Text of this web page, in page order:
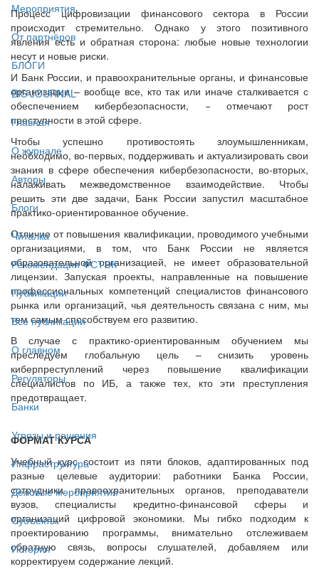
Мероприятия
От партнёров
БЛОГИ
BIS JOURNAL
Главная
О журнале
Авторы
Блоги
Читалка
Рекомендации ФСТЭК
Публикации
Все публикации
О главном
Регуляторы
Банки
Угрозы и решения
Инфраструктура
Деловые мероприятия
Субъекты
История
Процесс цифровизации финансового сектора в России
происходит стремительно. Однако у этого позитивного
явления есть и обратная сторона: любые новые технологии
несут и новые риски.
И Банк России, и правоохранительные органы, и финансовые
организации – вообще все, кто так или иначе сталкивается с
обеспечением кибербезопасности, − отмечают рост
преступности в этой сфере.
Чтобы успешно противостоять злоумышленникам,
необходимо, во-первых, поддерживать и актуализировать свои
знания в сфере обеспечения кибербезопасности, во-вторых,
налаживать межведомственное взаимодействие. Чтобы
решить эти две задачи, Банк России запустил масштабное
практико-ориентированное обучение.
Отличие от повышения квалификации, проводимого учебными
организациями, в том, что Банк России не является
образовательной организацией, не имеет образовательной
лицензии. Запуская проекты, направленные на повышение
профессиональных компетенций специалистов финансового
рынка или организаций, чья деятельность связана с ним, мы
тем самым способствуем его развитию.
В случае с практико-ориентированным обучением мы
преследуем глобальную цель – снизить уровень
киберпреступлений через повышение квалификации
специалистов по ИБ, а также тех, кто эти преступления
предотвращает.
ФОРМАТ КУРСА
Учебный курс состоит из пяти блоков, адаптированных под
разные целевые аудитории: работники Банка России,
сотрудники правоохранительных органов, преподаватели
вузов, специалисты кредитно-финансовой сферы и
организаций цифровой экономики. Мы гибко подходим к
проектированию программы, внимательно отслеживаем
обратную связь, вопросы слушателей, добавляем или
корректируем содержание лекций.